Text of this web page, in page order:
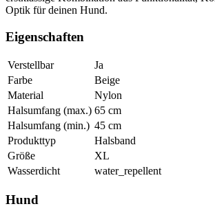
Optik für deinen Hund.
Eigenschaften
Verstellbar
Ja
Farbe
Beige
Material
Nylon
Halsumfang (max.) 65 cm
Halsumfang (min.) 45 cm
Produkttyp
Halsband
Größe
XL
Wasserdicht
water_repellent
Hund